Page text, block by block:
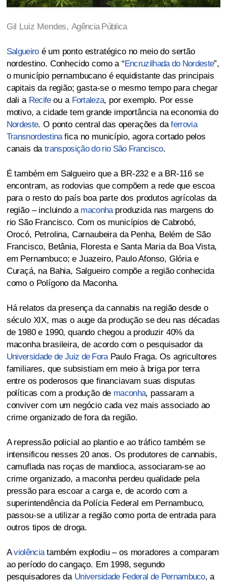
Gil Luiz Mendes, Agência Pública
Salgueiroé um ponto estratégico no meio do sertão
nordestino. Conhecido como a “ Encruzilhada do Nordeste”,
o município pernambucano é equidistante das principais
capitais da região; gasta-se o mesmo tempo para chegar
dali a Recifeou a Fortaleza, por exemplo. Por esse
motivo, a cidade tem grande importância na economia do
Nordeste. O ponto central das operações daferrovia
Transnordestinafica no município, agora cortado pelos
canais datransposição do rio São Francisco.
É também em Salgueiro que a BR-232 e a BR-116 se
encontram, as rodovias que compõem a rede que escoa
para o resto do país boa parte dos produtos agrícolas da
região – incluindo a maconhaproduzida nas margens do
rio São Francisco. Com os municípios de Cabrobó,
Orocó, Petrolina, Carnaubeira da Penha, Belém de São
Francisco, Betânia, Floresta e Santa Maria da Boa Vista,
em Pernambuco; e Juazeiro, Paulo Afonso, Glória e
Curaçá, na Bahia, Salgueiro compõe a região conhecida
como o Polígono da Maconha.
Há relatos da presença da cannabis na região desde o
século XIX, mas o auge da produção se deu nas décadas
de 1980 e 1990, quando chegou a produzir 40% da
maconha brasileira, de acordo com o pesquisador da
Universidade de Juiz de ForaPaulo Fraga. Os agricultores
familiares, que subsistiam em meio à briga por terra
entre os poderosos que financiavam suas disputas
políticas com a produção de maconha, passaram a
conviver com um negócio cada vez mais associado ao
crime organizado de fora da região.
A repressão policial ao plantio e ao tráfico também se
intensificou nesses 20 anos. Os produtores de cannabis,
camuflada nas roças de mandioca, associaram-se ao
crime organizado, a maconha perdeu qualidade pela
pressão para escoar a carga e, de acordo com a
superintendência da Polícia Federal em Pernambuco,
passou-se a utilizar a região como porta de entrada para
outros tipos de droga.
Aviolênciatambém explodiu – os moradores a comparam
ao período do cangaço. Em 1998, segundo
pesquisadores da Universidade Federal de Pernambuco, a